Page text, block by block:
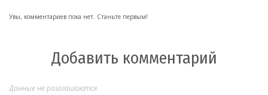
Увы, комментариев пока нет. Станьте первым!
Добавить комментарий
Данные не разглашаются